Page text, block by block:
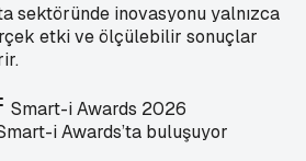
sektöründe inovasyonu yalnızca
etki ve ölçülebilir sonuçlar
Smart-i Awards 2026